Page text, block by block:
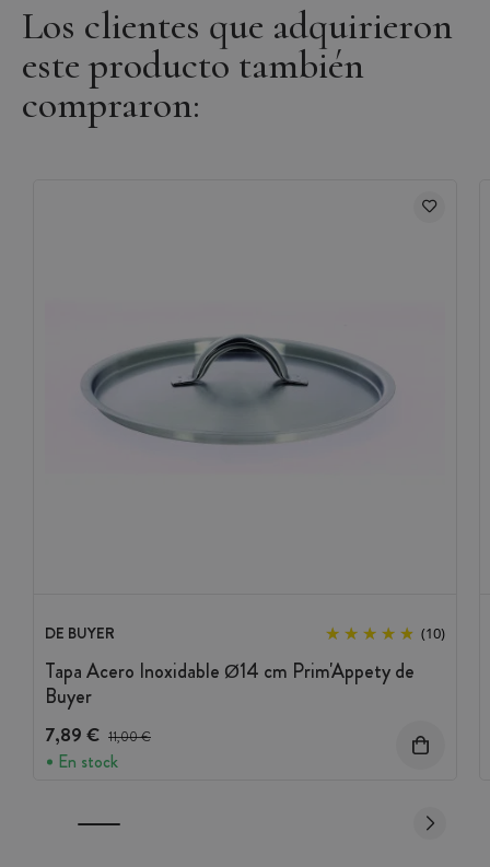
Los clientes que adquirieron
este producto también
compraron:
DE BUYER (10)
Tapa Acero Inoxidable Ø14 cm Prim'Appety de
Buyer
7,89 € Precio antes del descuento
11,00 €
En stock